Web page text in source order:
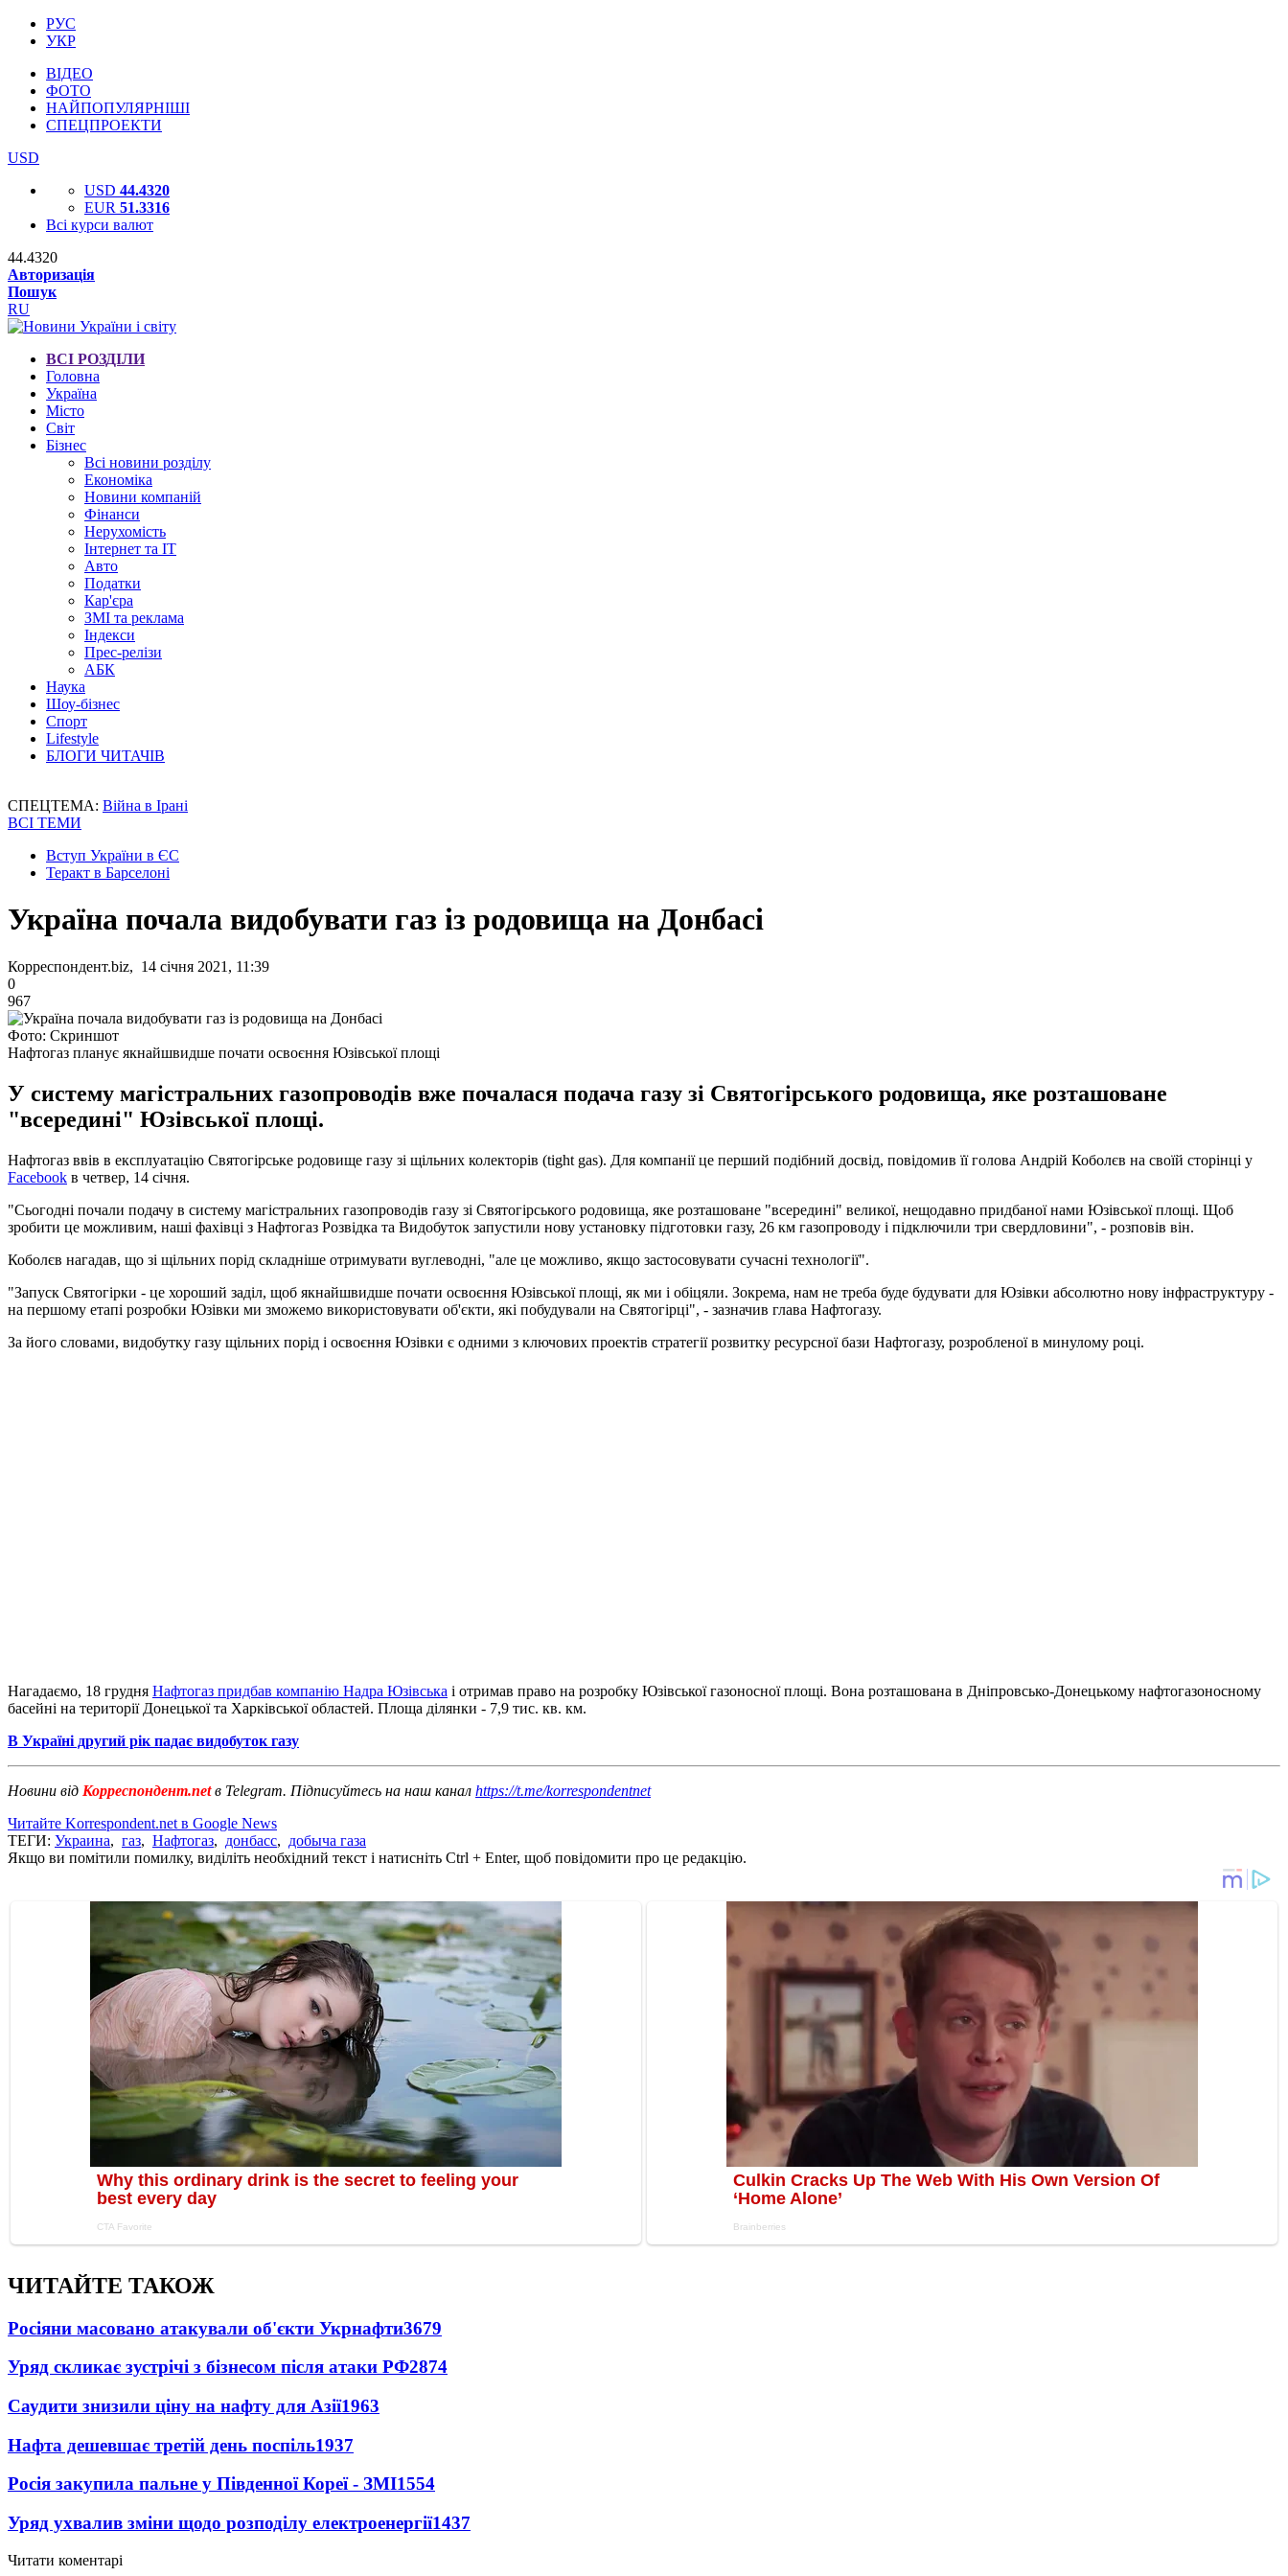
РУС
УКР
ВІДЕО
ФОТО
НАЙПОПУЛЯРНІШІ
СПЕЦПРОЕКТИ
USD
USD 44.4320
EUR 51.3316
Всі курси валют
44.4320
Авторизація
Пошук
RU
ВСІ РОЗДІЛИ
Головна
Україна
Місто
Світ
Бізнес
Всі новини розділу
Економіка
Новини компаній
Фінанси
Нерухомість
Інтернет та IT
Авто
Податки
Кар'єра
ЗМІ та реклама
Індекси
Прес-релізи
АБК
Наука
Шоу-бізнес
Спорт
Lifestyle
БЛОГИ ЧИТАЧІВ
СПЕЦТЕМА: Війна в Ірані
ВСІ ТЕМИ
Вступ України в ЄС
Теракт в Барселоні
Україна почала видобувати газ із родовища на Донбасі
Корреспондент.biz, 14 січня 2021, 11:39
0
967
Фото: Скриншот
Нафтогаз планує якнайшвидше почати освоєння Юзівської площі
У систему магістральних газопроводів вже почалася подача газу зі Святогірського родовища, яке розташоване
"всередині" Юзівської площі.
Нафтогаз ввів в експлуатацію Святогірське родовище газу зі щільних колекторів (tight gas). Для компанії це перший подібний досвід, повідомив її голова Андрій Коболєв на своїй сторінці у
Facebook в четвер, 14 січня.
"Сьогодні почали подачу в систему магістральних газопроводів газу зі Святогірського родовища, яке розташоване "всередині" великої, нещодавно придбаної нами Юзівської площі. Щоб
зробити це можливим, наші фахівці з Нафтогаз Розвідка та Видобуток запустили нову установку підготовки газу, 26 км газопроводу і підключили три свердловини", - розповів він.
Коболєв нагадав, що зі щільних порід складніше отримувати вуглеводні, "але це можливо, якщо застосовувати сучасні технології".
"Запуск Святогірки - це хороший заділ, щоб якнайшвидше почати освоєння Юзівської площі, як ми і обіцяли. Зокрема, нам не треба буде будувати для Юзівки абсолютно нову інфраструктуру -
на першому етапі розробки Юзівки ми зможемо використовувати об'єкти, які побудували на Святогірці", - зазначив глава Нафтогазу.
За його словами, видобутку газу щільних порід і освоєння Юзівки є одними з ключових проектів стратегії розвитку ресурсної бази Нафтогазу, розробленої в минулому році.
Нагадаємо, 18 грудня Нафтогаз придбав компанію Надра Юзівська і отримав право на розробку Юзівської газоносної площі. Вона розташована в Дніпровсько-Донецькому нафтогазоносному
басейні на території Донецької та Харківської областей. Площа ділянки - 7,9 тис. кв. км.
В Україні другий рік падає видобуток газу
Новини від Корреспондент.netв Telegram. Підписуйтесь на наш канал https://t.me/korrespondentnet
Читайте Korrespondent.net в Google News
ТЕГИ: Украина, газ, Нафтогаз, донбасс, добыча газа
Якщо ви помітили помилку, виділіть необхідний текст і натисніть Ctrl + Enter, щоб повідомити про це редакцію.
ЧИТАЙТЕ ТАКОЖ
Росіяни масовано атакували об'єкти Укрнафти3679
Уряд скликає зустрічі з бізнесом після атаки РФ2874
Саудити знизили ціну на нафту для Азії1963
Нафта дешевшає третій день поспіль1937
Росія закупила пальне у Південної Кореї - ЗМІ1554
Уряд ухвалив зміни щодо розподілу електроенергії1437
Читати коментарі